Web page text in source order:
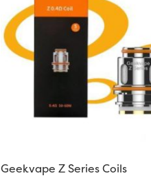
Geekvape Z Series Coils